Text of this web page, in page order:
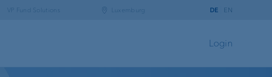
VP Fund Solutions Luxemburg DE EN
Login